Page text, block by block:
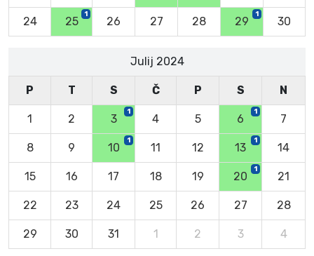
24 25
1
26 27 28 29
1
30
Julij 2024
P T S Č P S N
1 2 3
1
4 5 6
1
7
8 9 10
1
11 12 13
1
14
15 16 17 18 19 20
1
21
22 23 24 25 26 27 28
29 30 31 1 2 3 4